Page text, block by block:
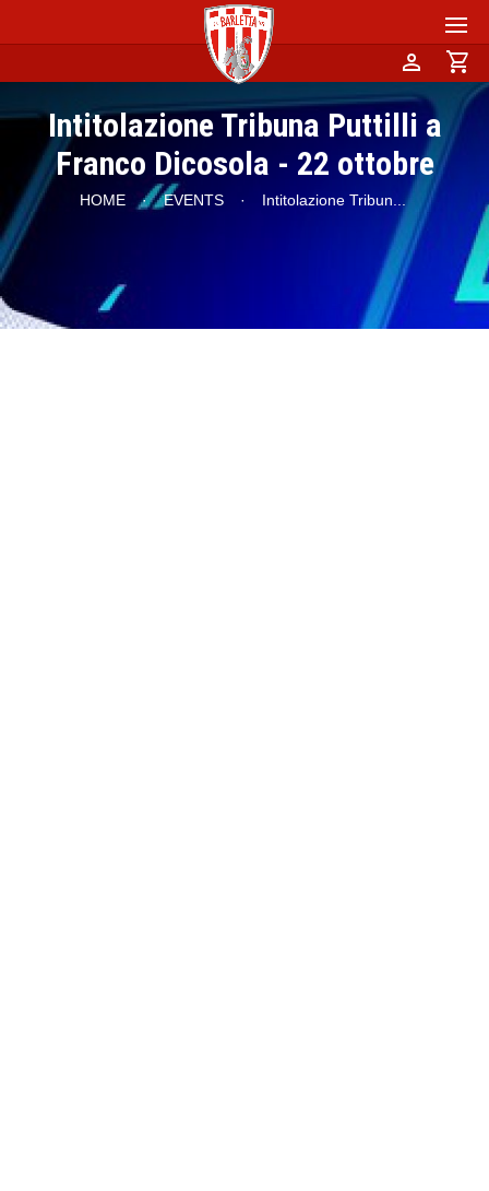
person shopping_cart
Intitolazione Tribuna Puttilli a
Franco Dicosola - 22 ottobre
HOME · EVENTS · Intitolazione Tribun ...